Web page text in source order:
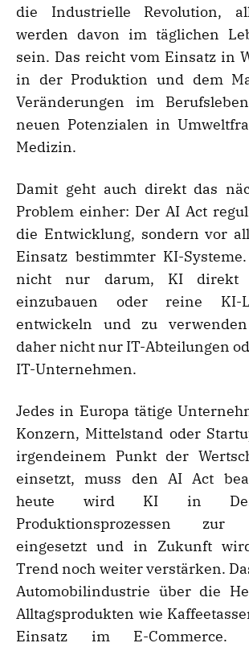
die Industrielle Revolution,
werden davon im täglichen
sein. Das reicht vom Einsatz in
in der Produktion und dem
Veränderungen im
neuen Potenzialen in
Medizin.
Damit geht auch direkt das
Problem einher: Der AI Act
die Entwicklung, sondern vor
Einsatz bestimmter KI-
nicht nur darum, KI direkt
einzubauen oder reine KI-
entwickeln und zu
daher nicht nur IT-Abteilungen
IT-Unternehmen.
Jedes in Europa tätige
Konzern, Mittelstand oder
irgendeinem Punkt der
einsetzt, muss den AI Act
heute wird KI in
Produktionsprozessen zur
eingesetzt und in Zukunft
Trend noch weiter verstärken.
Automobilindustrie über die
Alltagsprodukten wie
Einsatz im E-Commerce.